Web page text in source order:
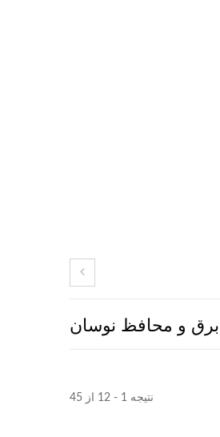
برق و محافظ نوسان
نتیجه 1 - 12 از 45